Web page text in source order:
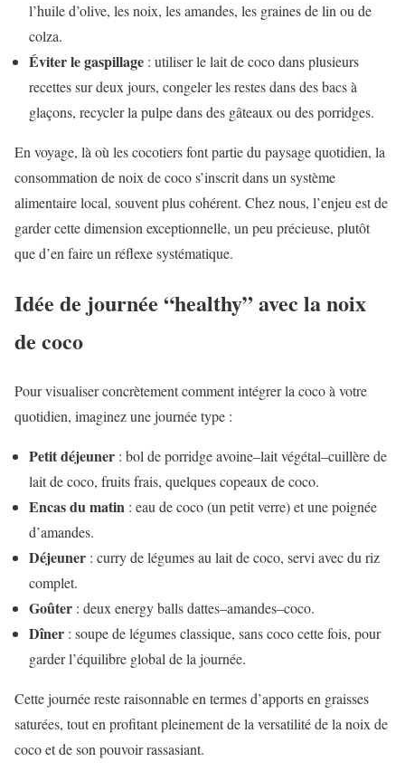
l’huile d’olive, les noix, les amandes, les graines de lin ou de
colza.
Éviter le gaspillage : utiliser le lait de coco dans plusieurs
recettes sur deux jours, congeler les restes dans des bacs à
glaçons, recycler la pulpe dans des gâteaux ou des porridges.
En voyage, là où les cocotiers font partie du paysage quotidien, la
consommation de noix de coco s’inscrit dans un système
alimentaire local, souvent plus cohérent. Chez nous, l’enjeu est de
garder cette dimension exceptionnelle, un peu précieuse, plutôt
que d’en faire un réflexe systématique.
Idée de journée “healthy” avec la noix
de coco
Pour visualiser concrètement comment intégrer la coco à votre
quotidien, imaginez une journée type :
Petit déjeuner : bol de porridge avoine–lait végétal–cuillère de
lait de coco, fruits frais, quelques copeaux de coco.
Encas du matin : eau de coco (un petit verre) et une poignée
d’amandes.
Déjeuner : curry de légumes au lait de coco, servi avec du riz
complet.
Goûter : deux energy balls dattes–amandes–coco.
Dîner : soupe de légumes classique, sans coco cette fois, pour
garder l’équilibre global de la journée.
Cette journée reste raisonnable en termes d’apports en graisses
saturées, tout en profitant pleinement de la versatilité de la noix de
coco et de son pouvoir rassasiant.